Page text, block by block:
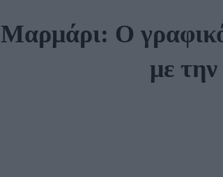
Μαρμάρι: Ο
με